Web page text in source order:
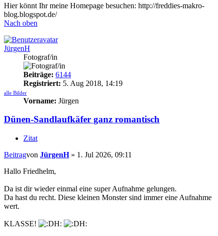
Hier könnt Ihr meine Homepage besuchen: http://freddies-makro-
blog.blogspot.de/
Nach oben
JürgenH
Fotograf/in
Beiträge: 6144
Registriert: 5. Aug 2018, 14:19
alle Bilder
Vorname: Jürgen
Dünen-Sandlaufkäfer ganz romantisch
Zitat
Beitragvon JürgenH» 1. Jul 2026, 09:11
Hallo Friedhelm,
Da ist dir wieder einmal eine super Aufnahme gelungen.
Da hast du recht. Diese kleinen Monster sind immer eine Aufnahme
wert.
KLASSE!